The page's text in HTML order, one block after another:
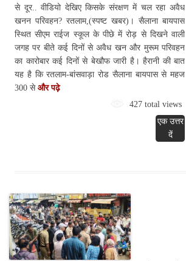
से दूर.. वीडियो देखिए किसके संरक्षण में चल रहा अवैध
खनन परिवहन? रतलाम,(स्पष्ट खबर)। सैलाना बायपास
स्थित सीएम राईज स्कूल के पीछे में रोड़ से दिखने वाली
जगह पर बीते कई दिनों से अवैध खन और मुरूम परिवहन
का कारोबार कई दिनों से बेखौफ जारी है। हैरानी की बात
यह है कि रतलाम-बांसवाड़ा रोड सैलाना बायपास से महज
300 से और पढ़े
427 total views
एक उत्तर
दें